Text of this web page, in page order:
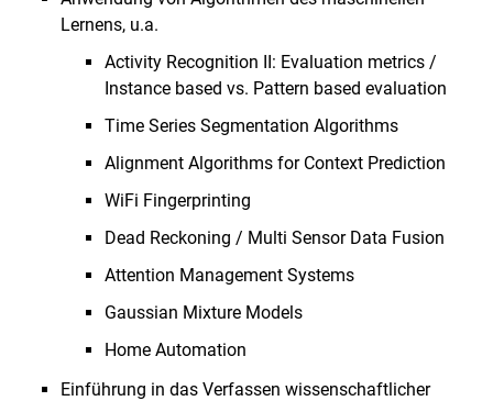
Lernens, u.a.
Activity Recognition II: Evaluation metrics /
Instance based vs. Pattern based evaluation
Time Series Segmentation Algorithms
Alignment Algorithms for Context Prediction
WiFi Fingerprinting
Dead Reckoning / Multi Sensor Data Fusion
Attention Management Systems
Gaussian Mixture Models
Home Automation
Einführung in das Verfassen wissenschaftlicher